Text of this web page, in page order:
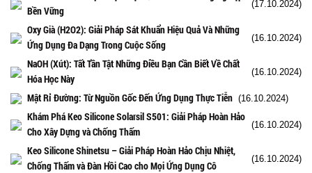
Bền Vững
(17.10.2024)
Oxy Già (H2O2): Giải Pháp Sát Khuẩn Hiệu Quả Và Những
Ứng Dụng Đa Dạng Trong Cuộc Sống
(16.10.2024)
NaOH (Xút): Tất Tần Tật Những Điều Bạn Cần Biết Về Chất
Hóa Học Này
(16.10.2024)
Mật Rỉ Đường: Từ Nguồn Gốc Đến Ứng Dụng Thực Tiễn (16.10.2024)
Khám Phá Keo Silicone Solarsil S501: Giải Pháp Hoàn Hảo
Cho Xây Dựng và Chống Thấm
(16.10.2024)
Keo Silicone Shinetsu – Giải Pháp Hoàn Hảo Chịu Nhiệt,
Chống Thấm và Đàn Hồi Cao cho Mọi Ứng Dụng Cô
(16.10.2024)